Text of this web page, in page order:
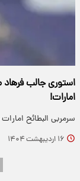
استوری جالب فرهاد
امارات!
​سرمربی البطائح
۱۶ اردیبهشت ۱۴۰۴